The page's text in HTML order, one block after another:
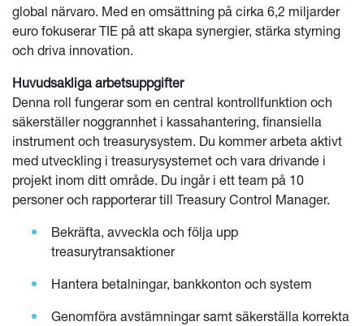
global närvaro. Med en omsättning på cirka 6,2 miljarder
euro fokuserar TIE på att skapa synergier, stärka styrning
och driva innovation.
Huvudsakliga arbetsuppgifter
Denna roll fungerar som en central kontrollfunktion och
säkerställer noggrannhet i kassahantering, finansiella
instrument och treasurysystem. Du kommer arbeta aktivt
med utveckling i treasurysystemet och vara drivande i
projekt inom ditt område. Du ingår i ett team på 10
personer och rapporterar till Treasury Control Manager.
Bekräfta, avveckla och följa upp
treasurytransaktioner
Hantera betalningar, bankkonton och system
Genomföra avstämningar samt säkerställa korrekta